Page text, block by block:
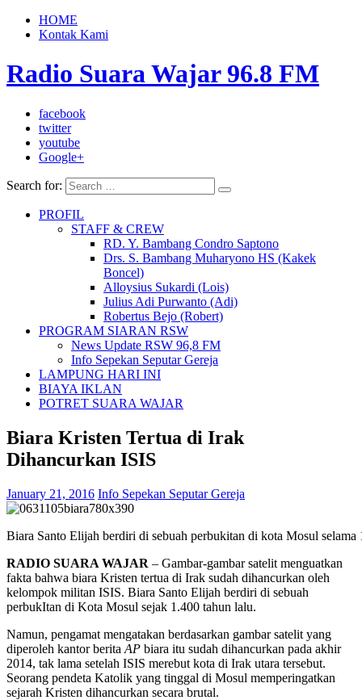
HOME
Kontak Kami
Radio Suara Wajar 96.8 FM
facebook
twitter
youtube
Google+
Search for:
PROFIL
STAFF & CREW
RD. Y. Bambang Condro Saptono
Drs. S. Bambang Muharyono HS (Kakek
Boncel)
Alloysius Sukardi (Lois)
Julius Adi Purwanto (Adi)
Robertus Bejo (Robert)
PROGRAM SIARAN RSW
News Update RSW 96,8 FM
Info Sepekan Seputar Gereja
LAMPUNG HARI INI
BIAYA IKLAN
POTRET SUARA WAJAR
Biara Kristen Tertua di Irak
Dihancurkan ISIS
January 21, 2016 Info Sepekan Seputar Gereja
Biara Santo Elijah berdiri di sebuah perbukitan di kota Mosul selama
RADIO SUARA WAJAR – Gambar-gambar satelit menguatkan
fakta bahwa biara Kristen tertua di Irak sudah dihancurkan oleh
kelompok militan ISIS. Biara Santo Elijah berdiri di sebuah
perbukItan di Kota Mosul sejak 1.400 tahun lalu.
Namun, pengamat mengatakan berdasarkan gambar satelit yang
diperoleh kantor berita AP biara itu sudah dihancurkan pada akhir
2014, tak lama setelah ISIS merebut kota di Irak utara tersebut.
Seorang pendeta Katolik yang tinggal di Mosul memperingatkan
sejarah Kristen dihancurkan secara brutal.